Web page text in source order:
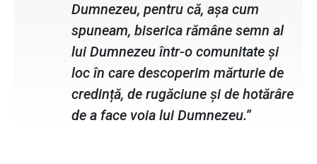
Dumnezeu, pentru că, așa cum
spuneam, biserica rămâne semn al
lui Dumnezeu într-o comunitate și
loc în care descoperim mărturie de
credință, de rugăciune și de hotărâre
de a face voia lui Dumnezeu.”